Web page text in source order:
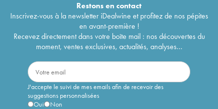
Restons encontact
Inscrivez-vous à la newsletter iDealwine et profitez de nos pépites
en avant-première !
Recevez directement dans votre boîte mail : nos découvertes du
moment, ventes exclusives, actualités, analyses...
J'accepte le suivi de mes emails afin de recevoir des
suggestions personnalisées
Oui
Non